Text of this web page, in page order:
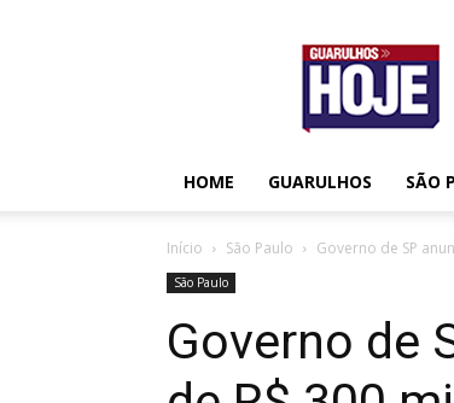
Guarulhos
Hoje
HOME GUARULHOS SÃO
Início São Paulo Governo de SP
São Paulo
Governo de